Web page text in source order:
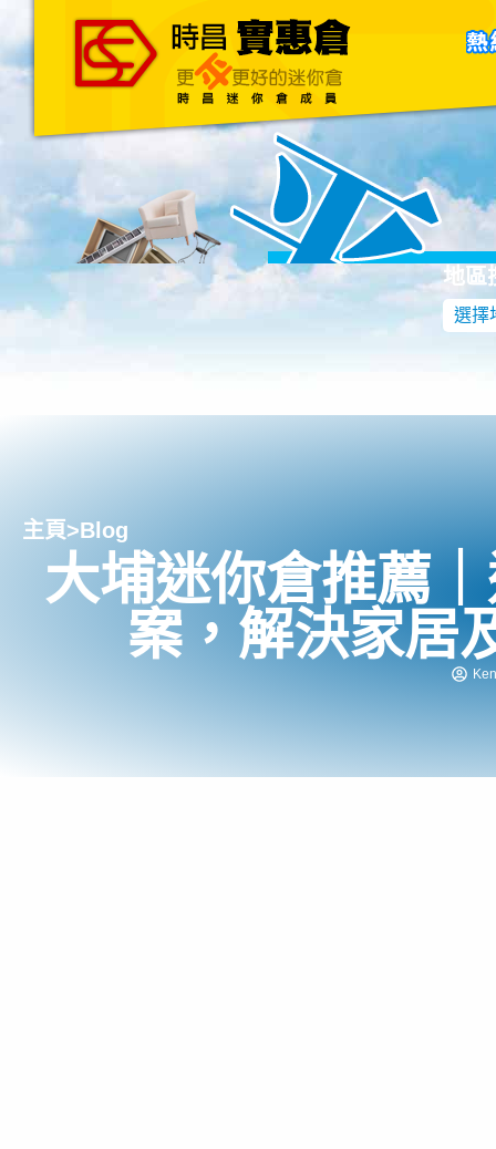
主頁 關於我們 聯絡我們
地區
選擇
主頁>Blog
大埔迷你倉推薦
案，解決家居